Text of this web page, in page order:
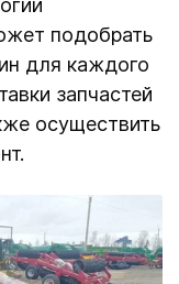
подобрать
для каждого
запчастей
осуществить